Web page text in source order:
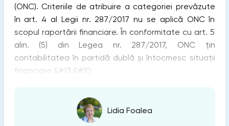
(ONC). Criteriile de atribuire a categoriei prevăzute
în art. 4 al Legii nr. 287/2017 nu se aplică ONC în
scopul raportării financiare. În conformitate cu art. 5
alin. (5) din Legea nr. 287/2017, ONC țin
contabilitatea în partidă dublă și întocmesc situații
financiare &#13;&#10;
Lidia Foalea